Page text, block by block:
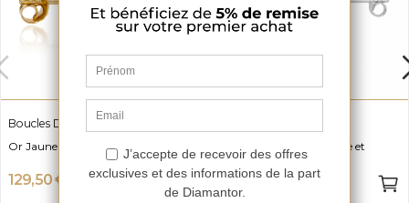
Boucles D'oreilles Solitaire Ylane
Or Jaune 375 et Emeraude, 3mm
129,50 € 259 € -50%
Or Jaune 750, Emeraude et
Diamant - 0.16ct
575 €1 150 € -50%